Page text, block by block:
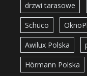
drzwi tarasowe
Schüco
Awilux Polska
Hörmann Polska